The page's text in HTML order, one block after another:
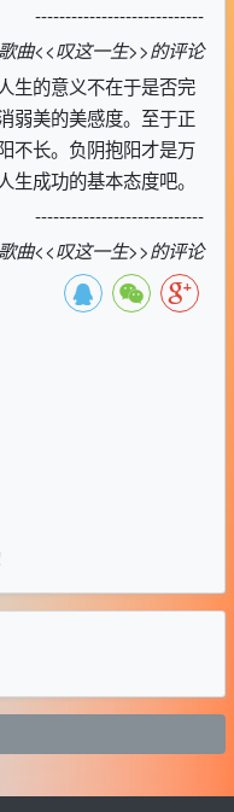
----------------------------
曲<<叹这一生>>的评论
生的意义不在于是否完
弱美的美感度。至于正
不长。负阴抱阳才是万
成功的基本态度吧。
----------------------------
曲<<叹这一生>>的评论